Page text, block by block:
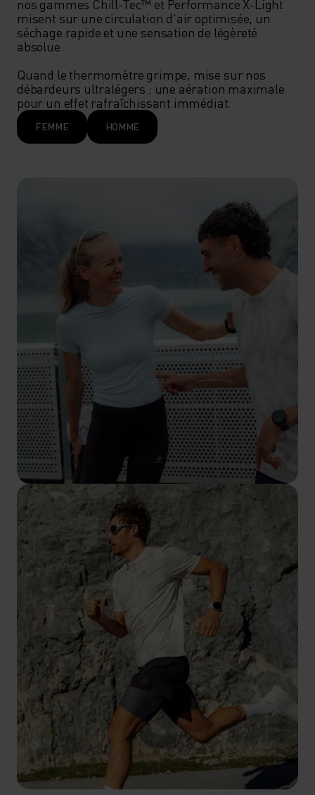
nos gammes Chill-Tec™ et Performance X-Light
misent sur une circulation d'air optimisée, un
séchage rapide et une sensation de légèreté
absolue.
Quand le thermomètre grimpe, mise sur nos
débardeurs ultralégers : une aération maximale
pour un effet rafraîchissant immédiat.
FEMME HOMME